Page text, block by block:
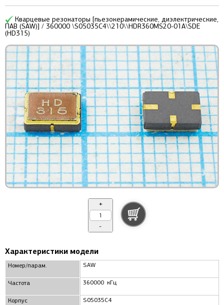
Кварцевые резонаторы [пьезокерамические, диэлектрические,
ПАВ (SAW)] / 360000 \S05035C4\\210\\HDR360MS20-01A\SDE
(HD315)
+
-
Характеристики модели
Номер/парам.
Частота
Корпус
SAW
360000 кГц
S05035C4